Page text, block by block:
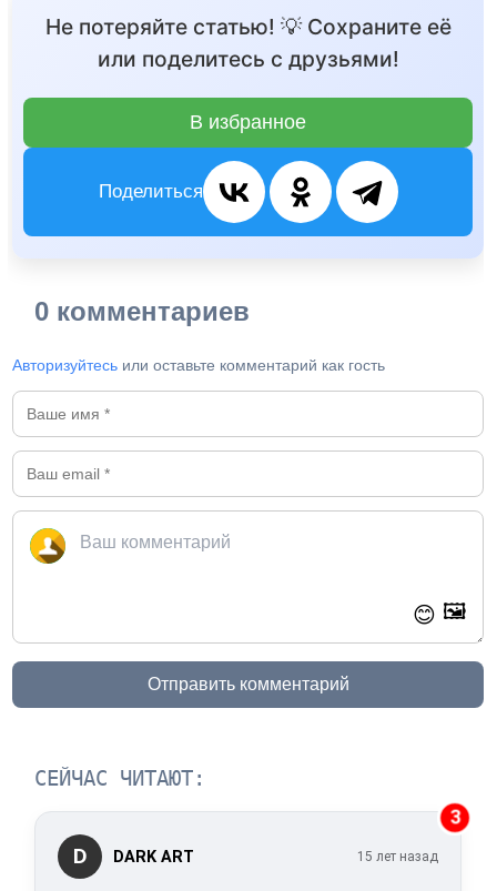
Не потеряйте статью! 💡 Сохраните её
или поделитесь с друзьями!
В избранное
Поделиться
0 комментариев
Авторизуйтесь или оставьте комментарий как гость
😊 🖼️
Отправить комментарий
СЕЙЧАС ЧИТАЮТ:
3
D DARK ART 15 лет назад